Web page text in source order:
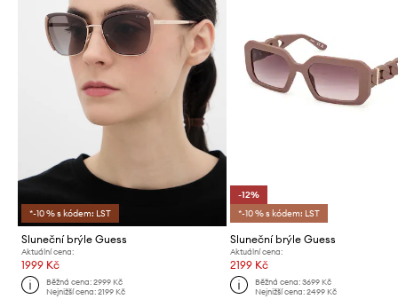
*-10 % s kódem: LST
Sluneční brýle Guess
Aktuální cena:
1999 Kč
Běžná cena:2999 Kč
Nejnižší cena:2199 Kč
-12%
*-10 % s kódem: LST
Sluneční brýle Guess
Aktuální cena:
2199 Kč
Běžná cena: 3699 Kč
Nejnižší cena: 2499 Kč